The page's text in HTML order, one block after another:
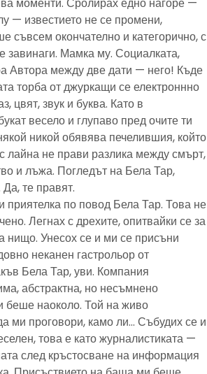
— известието не се промени,
съвсем окончателно и категорично, с
завинаги. Мамка му. Социалката,
Автора между две дати — него! Къде
торба от джуркащи се електроннно
цвят, звук и буква. Като в
весело и глупаво пред очите ти
никой обявява печелившия, който
лайна не прави разлика между смърт,
и лъжа. Погледът на Бела Тар,
те правят.
приятелка по повод Бела Тар. Това не
Легнах с дрехите, опитвайки се за
нищо. Унесох се и ми се присъни
неканен гастрольор от
Бела Тар, уви. Компания
абстрактна, но несъмнено
наоколо. Той на живо
ми проговори, камо ли… Събудих се и
това е като журналистиката —
след кръстосване на информация